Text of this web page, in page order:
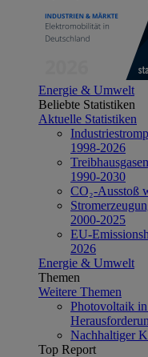
Energie & Umwelt
Beliebte Statistiken
Aktuelle Statistiken
1998-2026
1990-2030
CO₂-Ausstoß
2000-2025
EU-
2026
Energie & Umwelt
Themen
Weitere Themen
Photovoltaik
Nachhaltiger
Top Report